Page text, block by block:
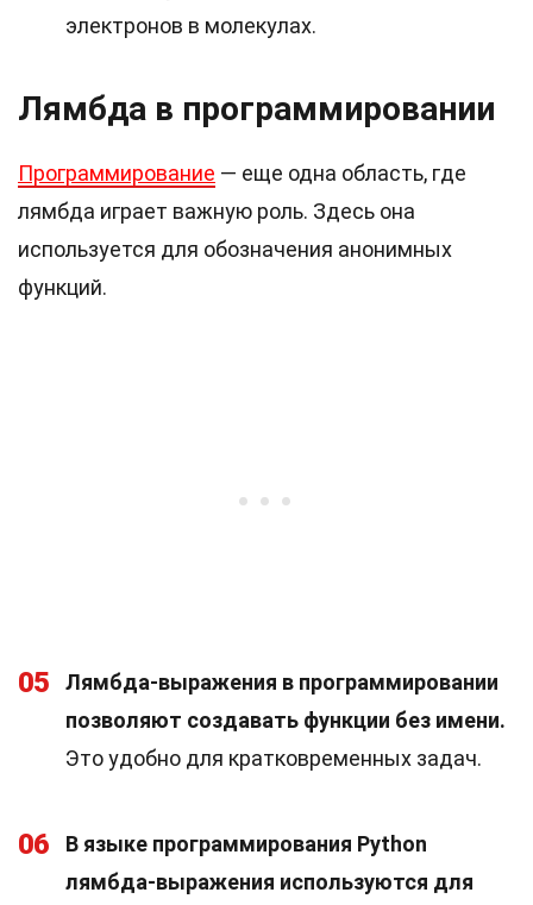
электронов в молекулах.
Лямбда в программировании
Программирование — еще одна область, где
лямбда играет важную роль. Здесь она
используется для обозначения анонимных
функций.
05
Лямбда-выражения в программировании
позволяют создавать функции без имени.
Это удобно для кратковременных задач.
06
В языке программирования Python
лямбда-выражения используются для